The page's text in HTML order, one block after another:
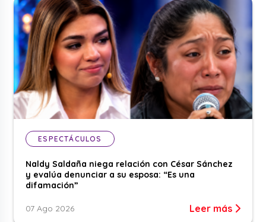
ESPECTÁCULOS
Naldy Saldaña niega relación con César Sánchez
y evalúa denunciar a su esposa: “Es una
difamación”
07 Ago 2026 Leer más